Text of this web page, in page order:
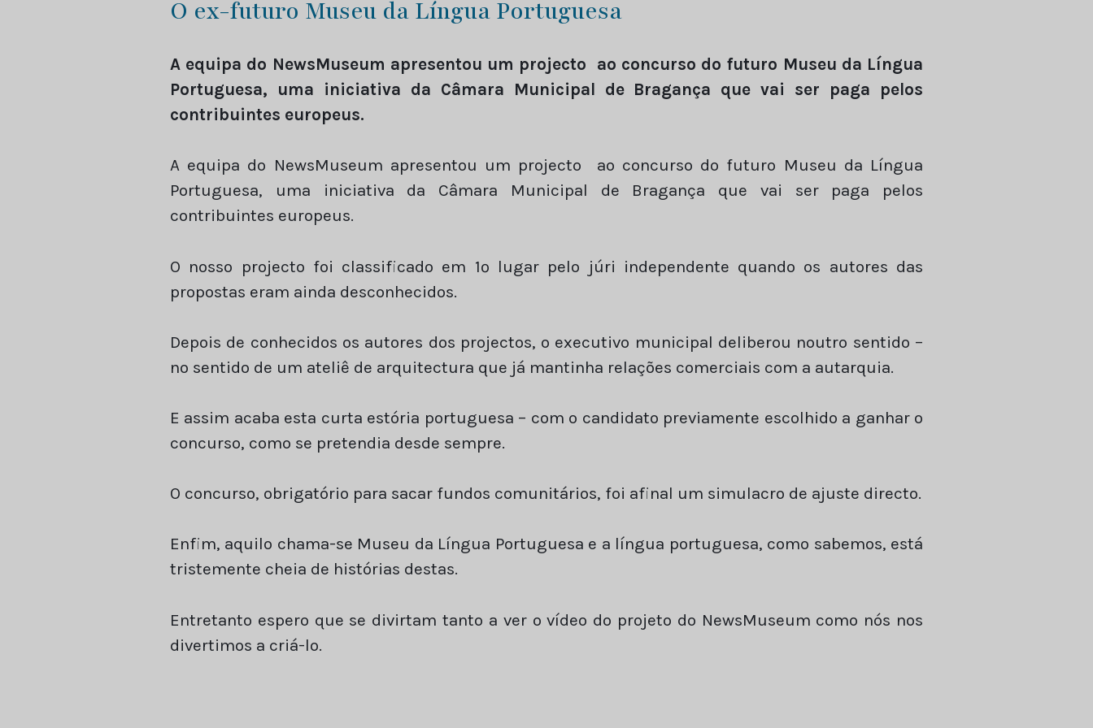
O ex-futuro Museu da Língua Portuguesa
A equipa do NewsMuseum apresentou um projecto ao concurso do futuro Museu da Língua
Portuguesa, uma iniciativa da Câmara Municipal de Bragança que vai ser paga pelos
contribuintes europeus.
A equipa do NewsMuseum apresentou um projecto ao concurso do futuro Museu da Língua
Portuguesa, uma iniciativa da Câmara Municipal de Bragança que vai ser paga pelos
contribuintes europeus.
O nosso projecto foi classificado em 1º lugar pelo júri independente quando os autores das
propostas eram ainda desconhecidos.
Depois de conhecidos os autores dos projectos, o executivo municipal deliberou noutro sentido –
no sentido de um ateliê de arquitectura que já mantinha relações comerciais com a autarquia.
E assim acaba esta curta estória portuguesa – com o candidato previamente escolhido a ganhar o
concurso, como se pretendia desde sempre.
O concurso, obrigatório para sacar fundos comunitários, foi afinal um simulacro de ajuste directo.
Enfim, aquilo chama-se Museu da Língua Portuguesa e a língua portuguesa, como sabemos, está
tristemente cheia de histórias destas.
Entretanto espero que se divirtam tanto a ver o vídeo do projeto do NewsMuseum como nós nos
divertimos a criá-lo.